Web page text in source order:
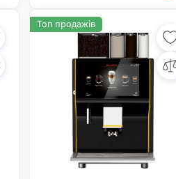
Топ продажів